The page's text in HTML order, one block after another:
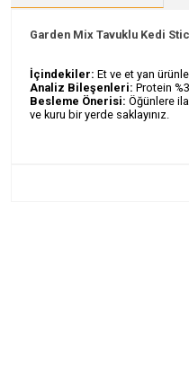
Garden Mix Tavuklu Kedi
İçindekiler: Et ve et yan
Analiz Bileşenleri: Protein
Besleme Önerisi: Öğünlere
ve kuru bir yerde saklayınız.